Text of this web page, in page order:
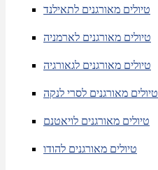
טיולים מאורגנים לתאילנד
טיולים מאורגנים לארמניה
טיולים מאורגנים לגאורגיה
טיולים מאורגנים לסרי לנקה
טיולים מאורגנים לויאטנם
טיולים מאורגנים להודו